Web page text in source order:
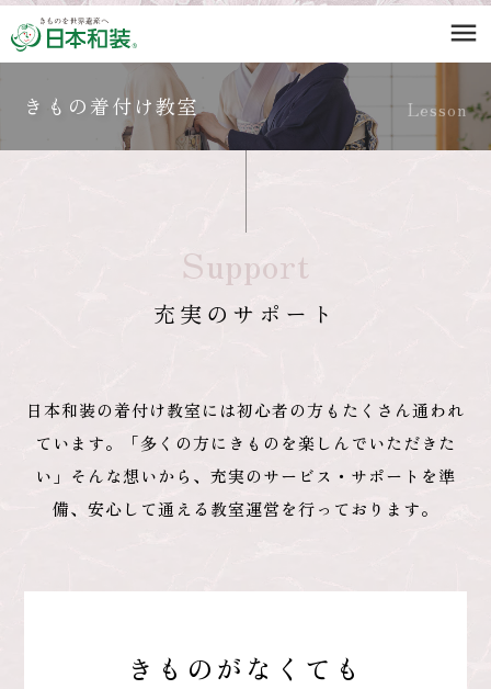
menu
Lesson
きもの着付け教室
Support
充実のサポート
日本和装の着付け教室には初心者の方もたくさん通われ
ています。
「多くの方にきものを楽しんでいただきた
い」そんな想いから、充実のサービス・サポートを準
備、安心して通える教室運営を行っております。
きものがなくても